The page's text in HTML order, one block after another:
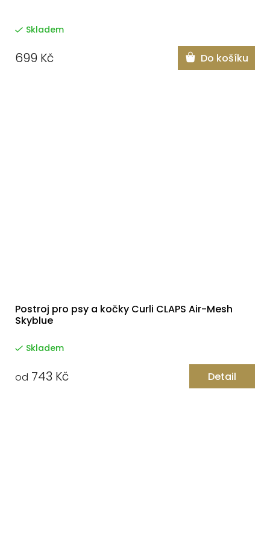
Skladem
699 Kč Do košíku
Postroj pro psy a kočky Curli CLAPS Air-Mesh
Skyblue
Skladem
od 743 Kč Detail